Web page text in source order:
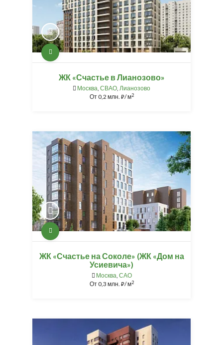
ЖК «Счастье в Лианозово»
Москва, СВАО, Лианозово
От0,2 млн. ⃏/ м2
ЖК «Счастье на Соколе» (ЖК «Дом на
Усиевича»)
Москва, САО
От0,3 млн. ⃏/ м2